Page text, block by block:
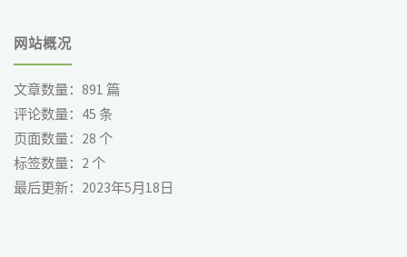
网站概况
文章数量：891 篇
评论数量： 45 条
页面数量： 28 个
标签数量： 2 个
最后更新： 2023年5月18日